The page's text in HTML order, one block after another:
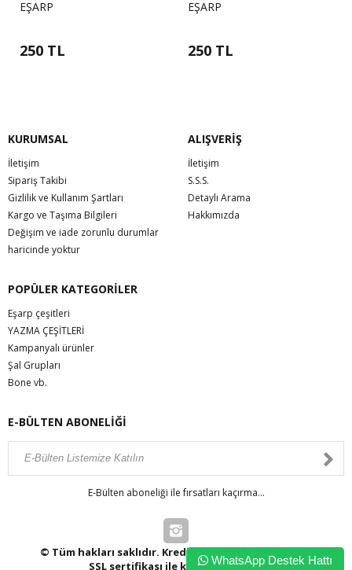
KURUMSAL
İletişim
Sipariş Takibi
Gizlilik ve Kullanım Şartları
Kargo ve Taşıma Bilgileri
Değişim ve iade zorunlu durumlar
haricinde yoktur
ALIŞVERİŞ
İletişim
S.S.S.
Detaylı Arama
Hakkımızda
POPÜLER KATEGORİLER
Eşarp çeşitleri
YAZMA ÇEŞİTLERİ
Kampanyalı ürünler
Şal Grupları
Bone vb.
E-BÜLTEN ABONELİĞİ
E-Bülten aboneliği ile fırsatları kaçırma...
© Tüm hakları saklıdır. Kredi kartı bilgileriniz 256bit
SSL sertifikası ile korunmaktadır.WhatsApp Destek Hattı